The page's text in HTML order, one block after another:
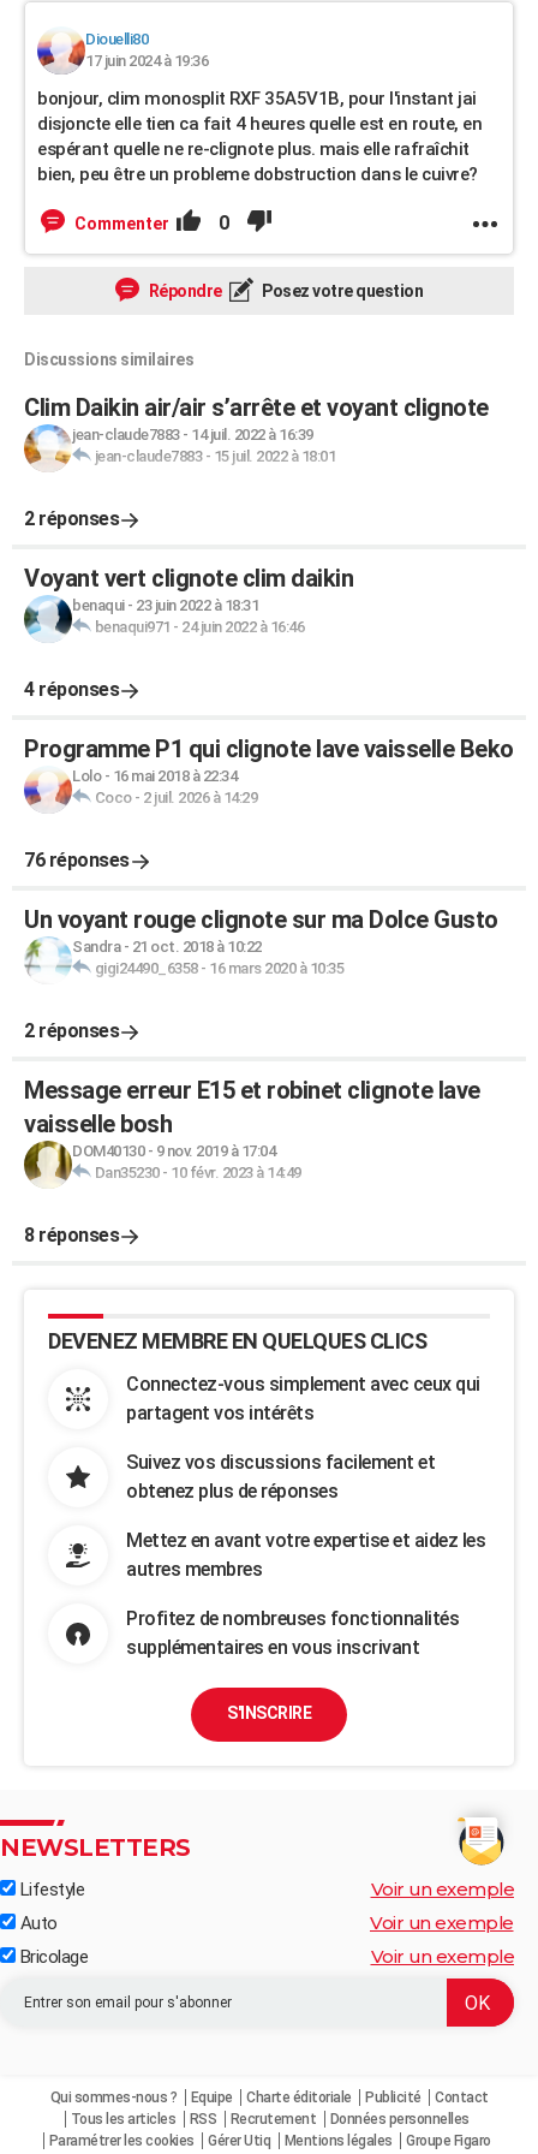
Diouelli80
17 juin 2024 à 19:36
bonjour, clim monosplit RXF 35A5V1B, pour l'instant jai
disjoncte elle tien ca fait 4 heures quelle est en route, en
espérant quelle ne re-clignote plus. mais elle rafraîchit
bien, peu être un probleme dobstruction dans le cuivre?
Commenter 0
Répondre Posez votre question
Discussions similaires
Clim Daikin air/air s’arrête et voyant clignote
jean-claude7883- 14 juil. 2022 à 16:39
jean-claude7883- 15 juil. 2022 à 18:01
2 réponses
Voyant vert clignote clim daikin
benaqui- 23 juin 2022 à 18:31
benaqui971 - 24 juin 2022 à 16:46
4 réponses
Programme P1 qui clignote lave vaisselle Beko
Lolo- 16 mai 2018 à 22:34
Coco- 2 juil. 2026 à 14:29
76 réponses
Un voyant rouge clignote sur ma Dolce Gusto
Sandra- 21 oct. 2018 à 10:22
gigi24490_6358- 16 mars 2020 à 10:35
2 réponses
Message erreur E15 et robinet clignote lave
vaisselle bosh
DOM40130- 9 nov. 2019 à 17:04
Dan35230- 10 févr. 2023 à 14:49
8 réponses
DEVENEZ MEMBRE EN QUELQUES CLICS
Connectez-vous simplement avec ceux qui
partagent vos intérêts
Suivez vos discussions facilement et
obtenez plus de réponses
Mettez en avant votre expertise et aidez les
autres membres
Profitez de nombreuses fonctionnalités
supplémentaires en vous inscrivant
S'INSCRIRE
NEWSLETTERS
Lifestyle Voir un exemple
Auto Voir un exemple
Bricolage Voir un exemple
Qui sommes-nous ? Equipe Charte éditoriale Publicité
Contact
Tous les articles
RSS Recrutement
Données personnelles
Paramétrer les cookies
Gérer Utiq Mentions légales Groupe Figaro